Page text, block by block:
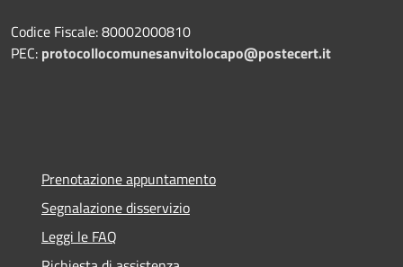
Codice Fiscale: 80002000810
PEC: protocollocomunesanvitolocapo@postecert.it
Prenotazione appuntamento
Segnalazione disservizio
Leggi le FAQ